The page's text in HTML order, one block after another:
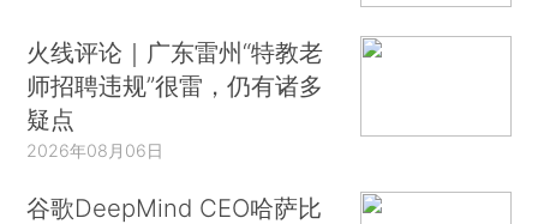
火线评论｜广东雷州“特教老
师招聘违规”很雷，仍有诸多
疑点
2026年08月06日
谷歌DeepMind CEO哈萨比